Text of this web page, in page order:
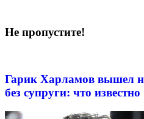
Не пропустите!
Гарик Харламов вышел
без супруги: что известно